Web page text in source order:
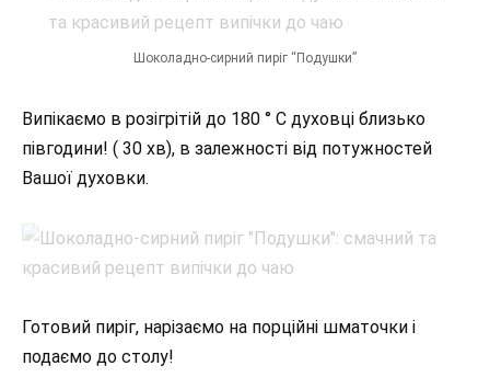
Шоколадно-сирний пиріг “Подушки”
Випікаємо в розігрітій до 180 ° С духовці близько
півгодини! ( 30 хв), в залежності від потужностей
Вашої духовки.
Готовий пиріг, нарізаємо на порційні шматочки і
подаємо до столу!